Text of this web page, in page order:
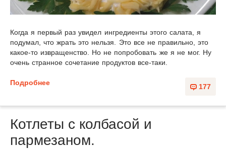
Когда я первый раз увидел ингредиенты этого салата, я
подумал, что жрать это нельзя. Это все не правильно, это
какое-то извращенство. Но не попробовать же я не мог. Ну
очень странное сочетание продуктов все-таки.
177
Подробнее
Котлеты с колбасой и
пармезаном.